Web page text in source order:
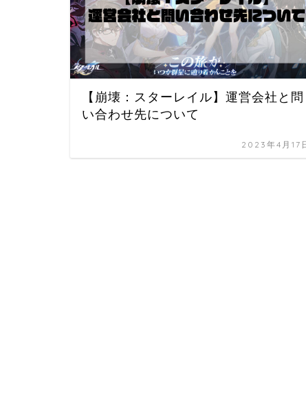
【崩壊：スターレイル】運営会社と問
い合わせ先について
2023年4月17